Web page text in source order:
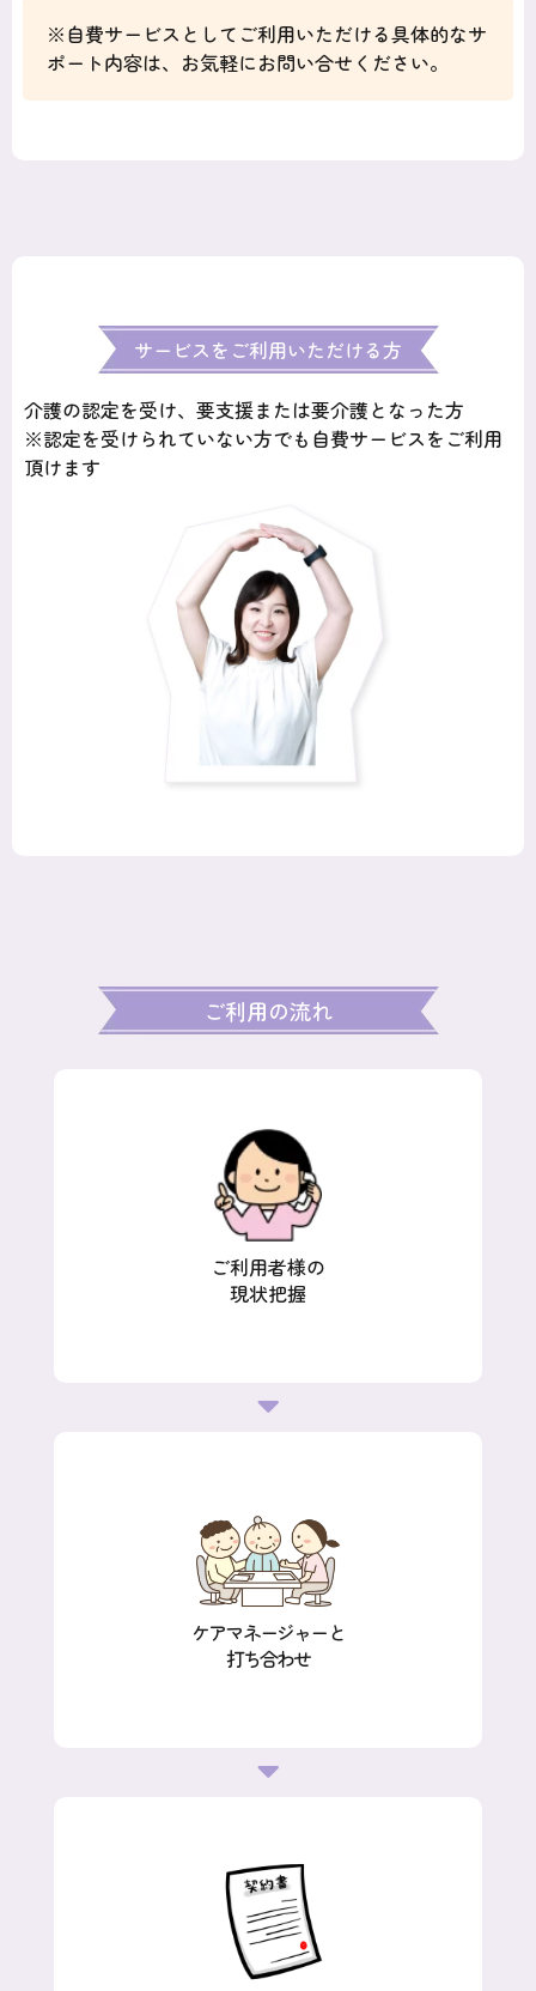
※自費サービスとしてご利用いただける具体的なサ
ポート内容は、お気軽にお問い合せください。
サービスをご利用いただける方
介護の認定を受け、要支援または要介護となった方
※認定を受けられていない方でも自費サービスをご利用
頂けます
ご利用の流れ
ご利用者様の
現状把握
ケアマネージャーと
打ち合わせ